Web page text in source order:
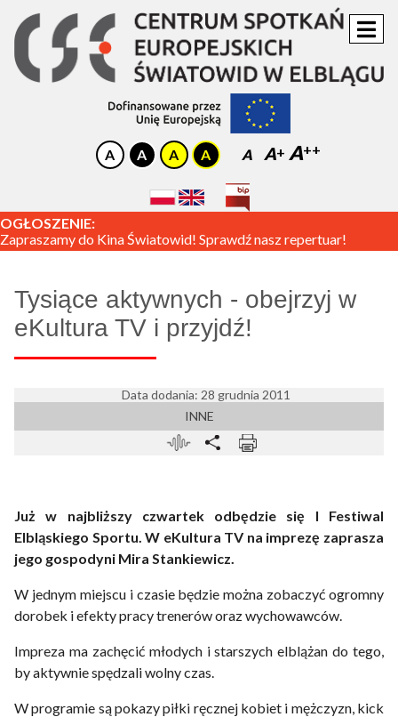
A A A
OGŁOSZENIE:
Zapraszamy do Kina Światowid! Sprawdź nasz repertuar!
Tysiące aktywnych - obejrzyj w
eKultura TV i przyjdź!
Data dodania: 28 grudnia 2011
INNE
Już w najbliższy czwartek odbędzie się I Festiwal
Elbląskiego Sportu. W eKultura TV na imprezę zaprasza
jego gospodyni Mira Stankiewicz.
W jednym miejscu i czasie będzie można zobaczyć ogromny
dorobek i efekty pracy trenerów oraz wychowawców.
Impreza ma zachęcić młodych i starszych elblążan do tego,
by aktywnie spędzali wolny czas.
W programie są pokazy piłki ręcznej kobiet i mężczyzn, kick